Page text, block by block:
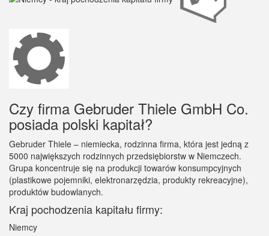
Czy firma Gebruder Thiele GmbH Co.
posiada polski kapitał?
Gebruder Thiele – niemiecka, rodzinna firma, która jest jedną z
5000 największych rodzinnych przedsiębiorstw w Niemczech.
Grupa koncentruje się na produkcji towarów konsumpcyjnych
(plastikowe pojemniki, elektronarzędzia, produkty rekreacyjne),
produktów budowlanych.
Kraj pochodzenia kapitału firmy:
Niemcy